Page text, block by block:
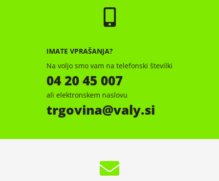
IMATE VPRAŠANJA?
Na voljo smo vam na telefonski številki
04 20 45 007
ali elektronskem naslovu
trgovina valy.si